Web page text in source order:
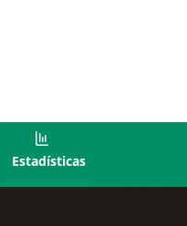
Estadísticas